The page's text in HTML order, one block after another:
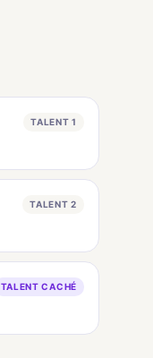
TALENT 1
TALENT 2
TALENT CACHÉ